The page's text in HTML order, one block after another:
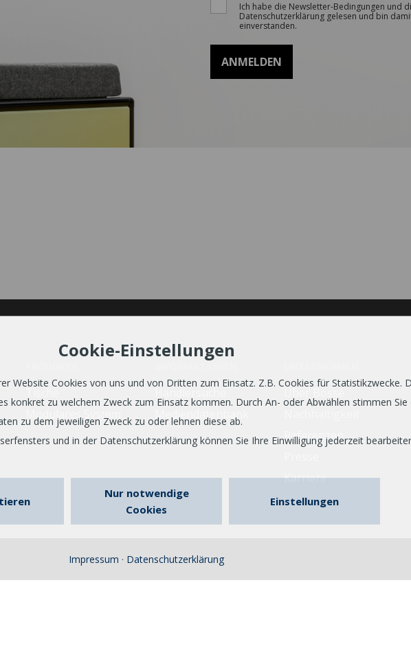
Cookie-Einstellungen
Website Cookies von uns und von Dritten zum Einsatz. Z.B. Cookies für Statistikzwecke.
konkret zu welchem Zweck zum Einsatz kommen. Durch An- oder Abwählen stimmen Sie
zu dem jeweiligen Zweck zu oder lehnen diese ab.
und in der Datenschutzerklärung können Sie Ihre Einwilligung jederzeit
Einstellungen
Nur notwendige
Cookies
Impressum · Datenschutzerklärung
Ich habe die Newsletter-Bedingungen und
Datenschutzerklärung gelesen und bin
einverstanden.
Modulares System
Mediendatenbank
Referenzen
Karriere